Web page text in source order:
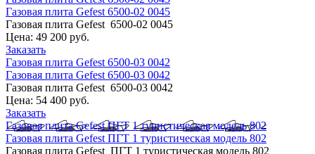
Газовая плита Gefest 6500-02 0045
Газовая плита Gefest 6500-02 0045
Цена: 49 200 руб.
Заказать
Газовая плита Gefest 6500-03 0042
Газовая плита Gefest 6500-03 0042
Газовая плита Gefest 6500-03 0042
Цена: 54 400 руб.
Заказать
Газовая плита Gefest ПГТ 1 туристическая модель 802
Газовая плита Gefest ПГТ 1 туристическая модель 802
Газовая плита Gefest ПГТ 1 туристическая модель 802